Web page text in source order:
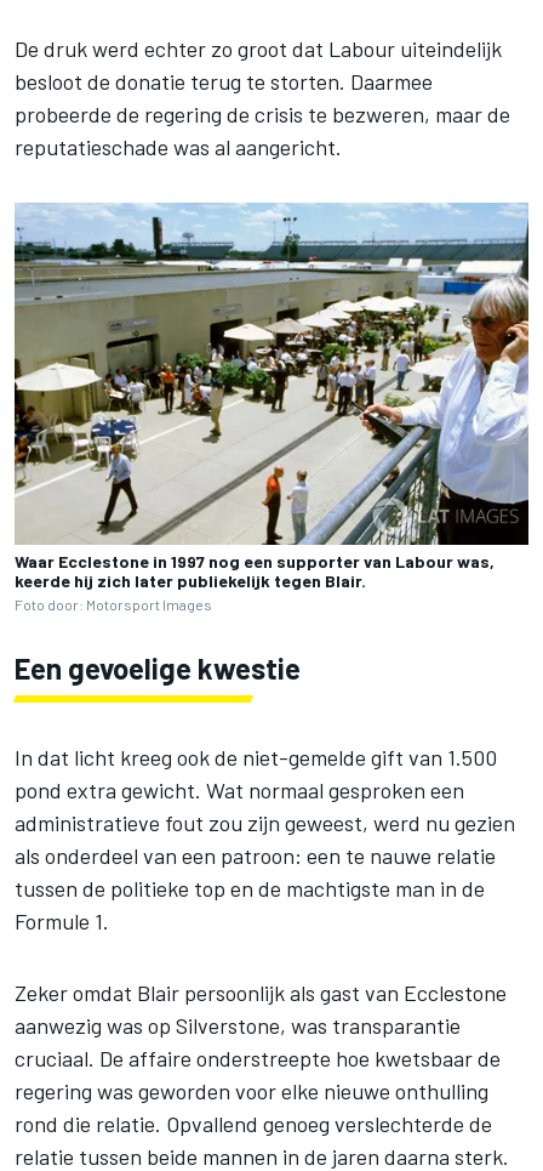
De druk werd echter zo groot dat Labour uiteindelijk
besloot de donatie terug te storten. Daarmee
probeerde de regering de crisis te bezweren, maar de
reputatieschade was al aangericht.
Waar Ecclestone in 1997 nog een supporter van Labour was,
keerde hij zich later publiekelijk tegen Blair.
Foto door: Motorsport Images
Een gevoelige kwestie
In dat licht kreeg ook de niet-gemelde gift van 1.500
pond extra gewicht. Wat normaal gesproken een
administratieve fout zou zijn geweest, werd nu gezien
als onderdeel van een patroon: een te nauwe relatie
tussen de politieke top en de machtigste man in de
Formule 1.
Zeker omdat Blair persoonlijk als gast van Ecclestone
aanwezig was op Silverstone, was transparantie
cruciaal. De affaire onderstreepte hoe kwetsbaar de
regering was geworden voor elke nieuwe onthulling
rond die relatie. Opvallend genoeg verslechterde de
relatie tussen beide mannen in de jaren daarna sterk.